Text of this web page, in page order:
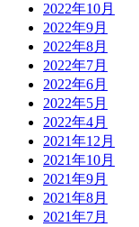
2022年10月
2022年9月
2022年8月
2022年7月
2022年6月
2022年5月
2022年4月
2021年12月
2021年10月
2021年9月
2021年8月
2021年7月